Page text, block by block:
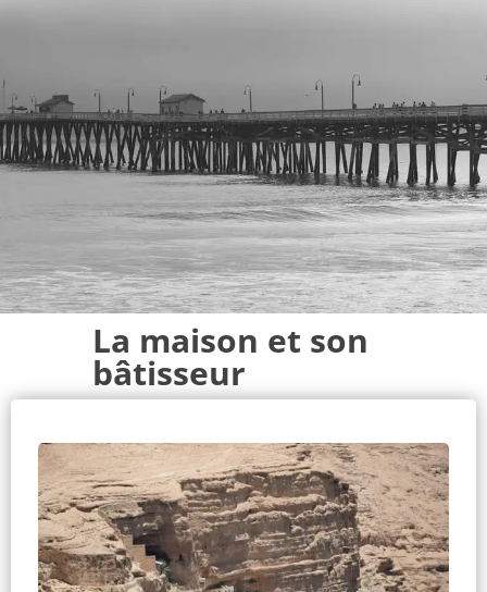
La maison et son
bâtisseur